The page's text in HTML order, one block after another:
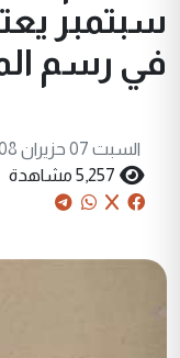
سبتمبر
في رسم
السبت 07 حزيران 2008
5,257 مشاهدة